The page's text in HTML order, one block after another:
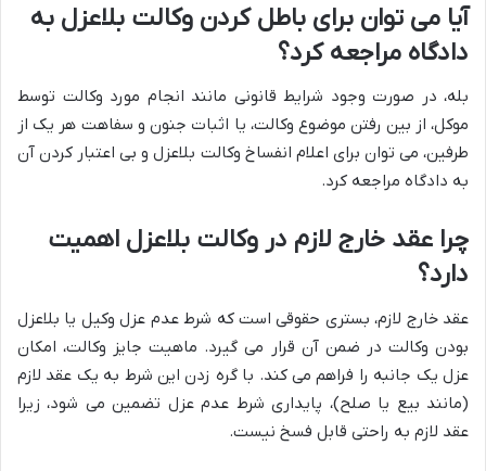
آیا می توان برای باطل کردن وکالت بلاعزل به
دادگاه مراجعه کرد؟
بله، در صورت وجود شرایط قانونی مانند انجام مورد وکالت توسط
موکل، از بین رفتن موضوع وکالت، یا اثبات جنون و سفاهت هر یک از
طرفین، می توان برای اعلام انفساخ وکالت بلاعزل و بی اعتبار کردن آن
به دادگاه مراجعه کرد.
چرا عقد خارج لازم در وکالت بلاعزل اهمیت
دارد؟
عقد خارج لازم، بستری حقوقی است که شرط عدم عزل وکیل یا بلاعزل
بودن وکالت در ضمن آن قرار می گیرد. ماهیت جایز وکالت، امکان
عزل یک جانبه را فراهم می کند. با گره زدن این شرط به یک عقد لازم
(مانند بیع یا صلح)، پایداری شرط عدم عزل تضمین می شود، زیرا
عقد لازم به راحتی قابل فسخ نیست.